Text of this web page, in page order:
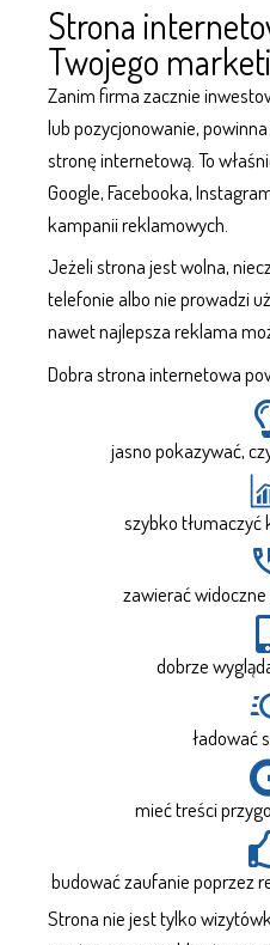
Strona
Twojego
Zanim firma zacznie
lubpozycjonowanie,
stronę internetową. To
Google, Facebooka,
kampanii reklamowych.
Jeżeli strona jest wolna,
telefonie albo nie prowadzi
nawet najlepsza reklama
Dobra strona internetowa
jasno pokazywać,
szybko tłumaczyć
zawierać
dobrze
ładować
mieć treści
budować zaufanie poprzez
Strona nie jest tylko